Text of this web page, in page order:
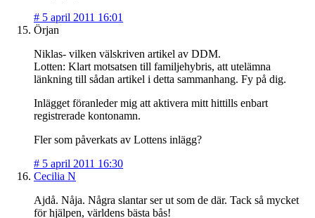
# 5 april 2011 16:01
Örjan
Niklas- vilken välskriven artikel av DDM.
Lotten: Klart motsatsen till familjehybris, att utelämna
länkning till sådan artikel i detta sammanhang. Fy på dig.
Inlägget föranleder mig att aktivera mitt hittills enbart
registrerade kontonamn.
Fler som påverkats av Lottens inlägg?
# 5 april 2011 16:30
Cecilia N
Ajdå. Nåja. Några slantar ser ut som de där. Tack så mycket
för hjälpen, världens bästa bås!